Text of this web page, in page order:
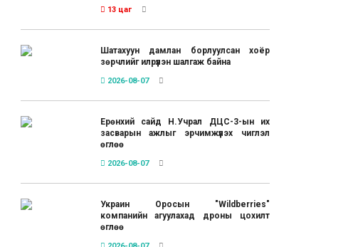
13 цаг
Шатахуун дамлан борлуулсан хоёр
зөрчлийг илрүүлэн шалгаж байна
2026-08-07
Ерөнхий сайд Н.Учрал ДЦС-3-ын их
засварын ажлыг эрчимжүүлэх чиглэл
өглөө
2026-08-07
Украин Оросын "Wildberries"
компанийн агуулахад дроны цохилт
өглөө